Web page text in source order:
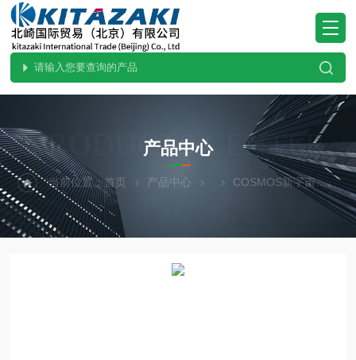
PRODUCTS CENTER
产品中心
当前位置：首页 产品中心 COSMOS新宇宙